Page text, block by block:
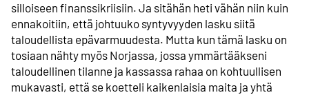
silloiseen finanssikriisiin. Ja sitähän heti vähän niin kuin
ennakoitiin, että johtuuko syntyvyyden lasku siitä
taloudellista epävarmuudesta. Mutta kun tämä lasku on
tosiaan nähty myös Norjassa, jossa ymmärtääkseni
taloudellinen tilanne ja kassassa rahaa on kohtuullisen
mukavasti, että se koetteli kaikenlaisia maita ja yhtä